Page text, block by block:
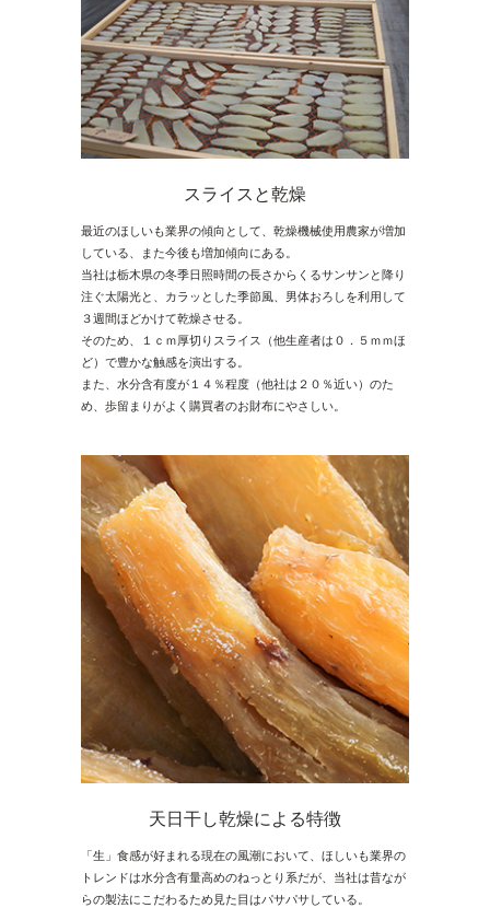
スライスと乾燥
最近のほしいも業界の傾向として、乾燥機械使用農家が増加
している、また今後も増加傾向にある。
当社は栃木県の冬季日照時間の長さからくるサンサンと降り
注ぐ太陽光と、カラッとした季節風、男体おろしを利用して
３週間ほどかけて乾燥させる。
そのため、１ｃｍ厚切りスライス（他生産者は０．５ｍｍほ
ど）で豊かな触感を演出する。
また、水分含有度が１４％程度（他社は２０％近い）のた
め、歩留まりがよく購買者のお財布にやさしい。
天日干し乾燥による特徴
「生」食感が好まれる現在の風潮において、ほしいも業界の
トレンドは水分含有量高めのねっとり系だが、当社は昔なが
らの製法にこだわるため見た目はパサパサしている。